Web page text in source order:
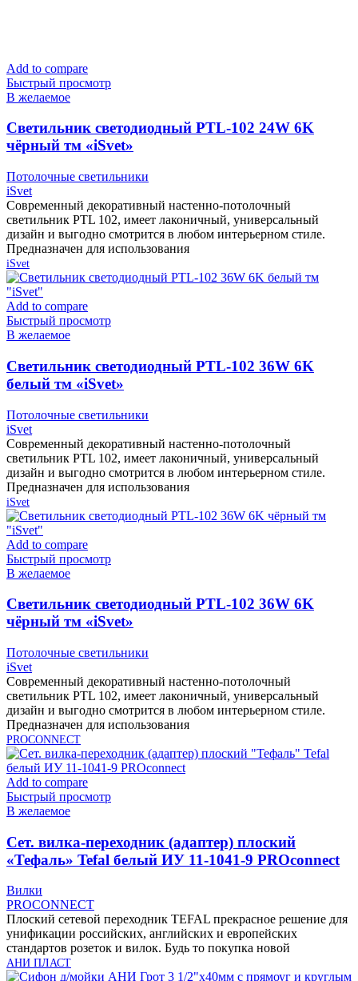
Add to compare
Быстрый просмотр
В желаемое
Cветильник светодиодный PTL-102 24W 6K
чёрный тм «iSvet»
Потолочные светильники
iSvet
Современный декоративный настенно-потолочный
светильник PTL 102, имеет лаконичный, универсальный
дизайн и выгодно смотрится в любом интерьерном стиле.
Предназначен для использования
iSvet
Add to compare
Быстрый просмотр
В желаемое
Cветильник светодиодный PTL-102 36W 6K
белый тм «iSvet»
Потолочные светильники
iSvet
Современный декоративный настенно-потолочный
светильник PTL 102, имеет лаконичный, универсальный
дизайн и выгодно смотрится в любом интерьерном стиле.
Предназначен для использования
iSvet
Add to compare
Быстрый просмотр
В желаемое
Cветильник светодиодный PTL-102 36W 6K
чёрный тм «iSvet»
Потолочные светильники
iSvet
Современный декоративный настенно-потолочный
светильник PTL 102, имеет лаконичный, универсальный
дизайн и выгодно смотрится в любом интерьерном стиле.
Предназначен для использования
PROCONNECT
Add to compare
Быстрый просмотр
В желаемое
Cет. вилка-переходник (адаптер) плоский
«Тефаль» Tefal белый ИУ 11-1041-9 PROconnect
Вилки
PROCONNECT
Плоский сетевой переходник TEFAL прекрасное решение для
унификации российских, английских и европейских
стандартов розеток и вилок. Будь то покупка новой
АНИ ПЛАСТ